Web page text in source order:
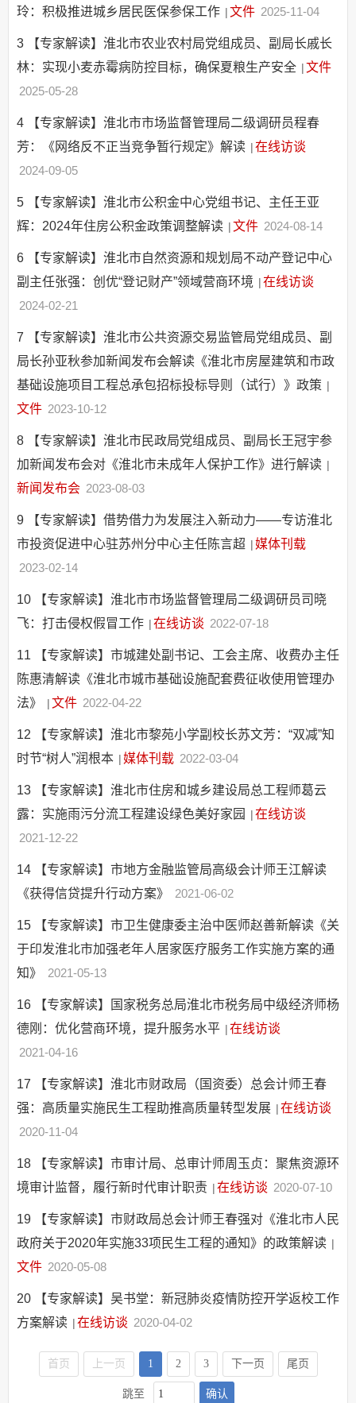
玲：积极推进城乡居民医保参保工作 |文件 2025-11-04
3
【专家解读】淮北市农业农村局党组成员、副局长戚长
林：实现小麦赤霉病防控目标，确保夏粮生产安全 |文件
2025-05-28
4
【专家解读】淮北市市场监督管理局二级调研员程春
芳：《网络反不正当竞争暂行规定》解读 |在线访谈
2024-09-05
5
【专家解读】淮北市公积金中心党组书记、主任王亚
辉：2024年住房公积金政策调整解读 |文件 2024-08-14
6
【专家解读】淮北市自然资源和规划局不动产登记中心
副主任张强：创优“登记财产”领域营商环境 |在线访谈
2024-02-21
7
【专家解读】淮北市公共资源交易监管局党组成员、副
局长孙亚秋参加新闻发布会解读《淮北市房屋建筑和市政
基础设施项目工程总承包招标投标导则（试行）》政策 |
文件 2023-10-12
8
【专家解读】淮北市民政局党组成员、副局长王冠宇参
加新闻发布会对《淮北市未成年人保护工作》进行解读 |
新闻发布会 2023-08-03
9
【专家解读】借势借力为发展注入新动力——专访淮北
市投资促进中心驻苏州分中心主任陈言超 |媒体刊载
2023-02-14
10
【专家解读】淮北市市场监督管理局二级调研员司晓
飞：打击侵权假冒工作 |在线访谈 2022-07-18
11
【专家解读】市城建处副书记、工会主席、收费办主任
陈惠清解读《淮北市城市基础设施配套费征收使用管理办
法》
|文件 2022-04-22
12
【专家解读】淮北市黎苑小学副校长苏文芳：“双减”知
时节“树人”润根本 |媒体刊载 2022-03-04
13
【专家解读】淮北市住房和城乡建设局总工程师葛云
露：实施雨污分流工程建设绿色美好家园
|在线访谈
2021-12-22
14
【专家解读】市地方金融监管局高级会计师王江解读
《获得信贷提升行动方案》
2021-06-02
15
【专家解读】市卫生健康委主治中医师赵善新解读《关
于印发淮北市加强老年人居家医疗服务工作实施方案的通
知》
2021-05-13
16
【专家解读】国家税务总局淮北市税务局中级经济师杨
德刚：优化营商环境，提升服务水平 |在线访谈
2021-04-16
17
【专家解读】淮北市财政局（国资委）总会计师王春
强：高质量实施民生工程助推高质量转型发展 |在线访谈
2020-11-04
18
【专家解读】市审计局、总审计师周玉贞：聚焦资源环
境审计监督，履行新时代审计职责 |在线访谈 2020-07-10
19
【专家解读】市财政局总会计师王春强对《淮北市人民
政府关于2020年实施33项民生工程的通知》的政策解读 |
文件 2020-05-08
20
【专家解读】吴书堂：新冠肺炎疫情防控开学返校工作
方案解读 |在线访谈 2020-04-02
首页 上一页 1 2 3 下一页 尾页
跳至 确认